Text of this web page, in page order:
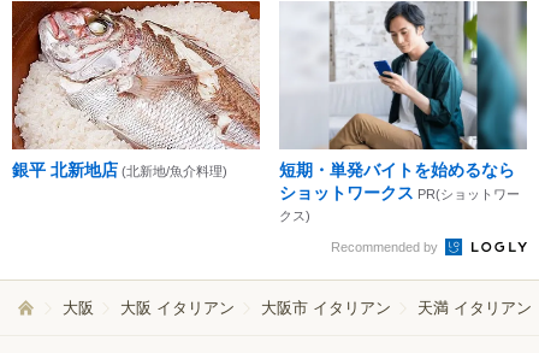
銀平 北新地店 (北新地/魚介料理)
短期・単発バイトを始めるなら
ショットワークス PR(ショットワー
クス)
Recommended by
大阪 大阪 イタリアン 大阪市 イタリアン 天満 イタリアン